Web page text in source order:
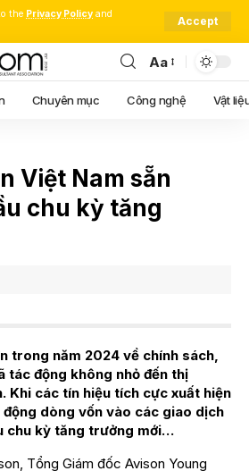
the Privacy Policy and
Accept
Font
Resizer
Aa
Chuyên mục Công nghệ Vật
Việt Nam sẵn
chu kỳ tăng
trong năm 2024 về chính sách,
tác động không nhỏ đến thị
Khi các tín hiệu tích cực xuất hiện
dòng vốn vào các giao dịch
chu kỳ tăng trưởng mới…
Tổng Giám đốc Avison Young